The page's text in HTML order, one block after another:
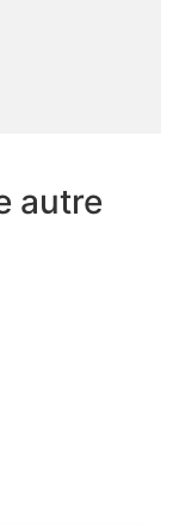
autre